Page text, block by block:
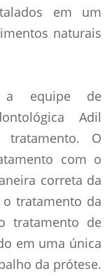
em um
naturais
a equipe de
Adil
tratamento. O
com o
correta da
tratamento da
tratamento de
em uma única
da prótese.